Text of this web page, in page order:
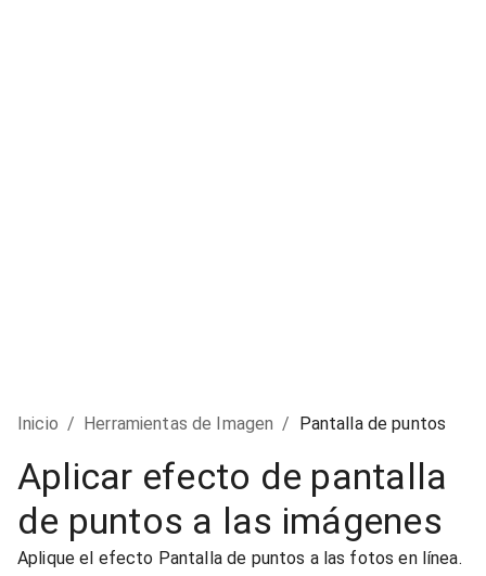
Inicio / Herramientas de Imagen / Pantalla de puntos
Aplicar efecto de pantalla
de puntos a las imágenes
Aplique el efecto Pantalla de puntos a las fotos en línea.